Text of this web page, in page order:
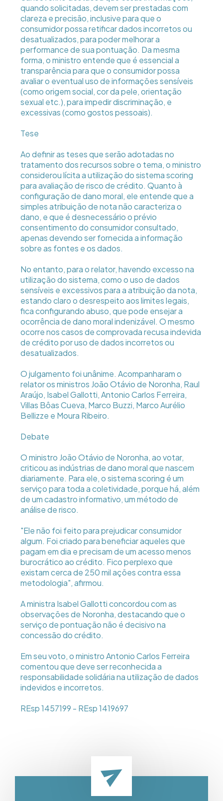
quando solicitadas, devem ser prestadas com
clareza e precisão, inclusive para que o
consumidor possa retificar dados incorretos ou
desatualizados, para poder melhorar a
performance de sua pontuação. Da mesma
forma, o ministro entende que é essencial a
transparência para que o consumidor possa
avaliar o eventual uso de informações sensíveis
(como origem social, cor da pele, orientação
sexual etc.), para impedir discriminação, e
excessivas (como gostos pessoais).
Tese
Ao definir as teses que serão adotadas no
tratamento dos recursos sobre o tema, o ministro
considerou lícita a utilização do sistema scoring
para avaliação de risco de crédito. Quanto à
configuração de dano moral, ele entende que a
simples atribuição de nota não caracteriza o
dano, e que é desnecessário o prévio
consentimento do consumidor consultado,
apenas devendo ser fornecida a informação
sobre as fontes e os dados.
No entanto, para o relator, havendo excesso na
utilização do sistema, como o uso de dados
sensíveis e excessivos para a atribuição da nota,
estando claro o desrespeito aos limites legais,
fica configurando abuso, que pode ensejar a
ocorrência de dano moral indenizável. O mesmo
ocorre nos casos de comprovada recusa indevida
de crédito por uso de dados incorretos ou
desatualizados.
O julgamento foi unânime. Acompanharam o
relator os ministros João Otávio de Noronha, Raul
Araújo, Isabel Gallotti, Antonio Carlos Ferreira,
Villas Bôas Cueva, Marco Buzzi, Marco Aurélio
Bellizze e Moura Ribeiro.
Debate
O ministro João Otávio de Noronha, ao votar,
criticou as indústrias de dano moral que nascem
diariamente. Para ele, o sistema scoring é um
serviço para toda a coletividade, porque há, além
de um cadastro informativo, um método de
análise de risco.
"Ele não foi feito para prejudicar consumidor
algum. Foi criado para beneficiar aqueles que
pagam em dia e precisam de um acesso menos
burocrático ao crédito. Fico perplexo que
existam cerca de 250 mil ações contra essa
metodologia", afirmou.
A ministra Isabel Gallotti concordou com as
observações de Noronha, destacando que o
serviço de pontuação não é decisivo na
concessão do crédito.
Em seu voto, o ministro Antonio Carlos Ferreira
comentou que deve ser reconhecida a
responsabilidade solidária na utilização de dados
indevidos e incorretos.
REsp 1457199 - REsp 1419697